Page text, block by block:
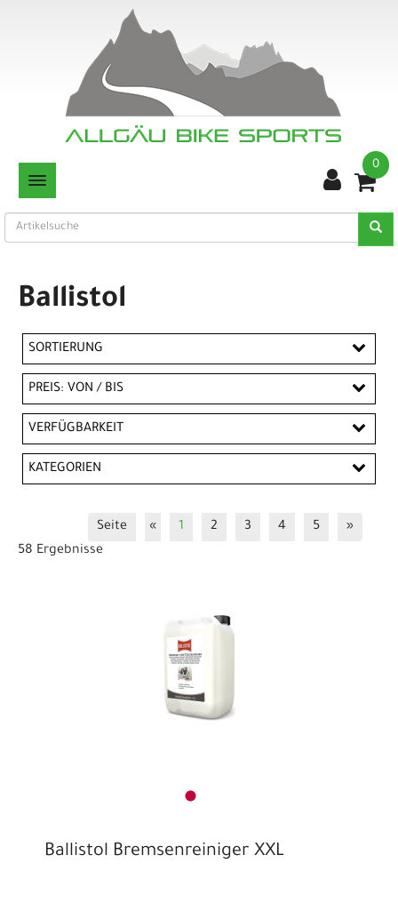
TOGGLE NAVIGATION
0
Ballistol
SORTIERUNG
PREIS: VON / BIS
EUR
VERFÜGBARKEIT
KATEGORIEN
Seite « 1 2 3 4 5
»
58 Ergebnisse
Ballistol Bremsenreiniger XXL